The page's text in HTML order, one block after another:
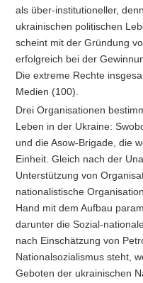
als über-institutioneller,
ukrainischen politischen
scheint mit der Gründung
erfolgreich bei der
Die extreme Rechte
Medien (100).
Drei Organisationen
Leben in der Ukraine:
und die Asow-Brigade, die
Einheit. Gleich nach der
Unterstützung von
nationalistische
Hand mit dem Aufbau
darunter die Sozial-
nach Einschätzung von
Nationalsozialismus steht,
Geboten der ukrainischen